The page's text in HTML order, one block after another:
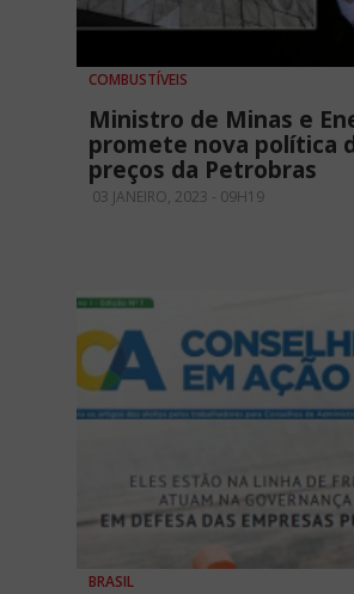
COMBUSTÍVEIS
Ministro de Minas e
promete nova política
preços da Petrobras
03 JANEIRO, 2023 - 09H19
BRASIL